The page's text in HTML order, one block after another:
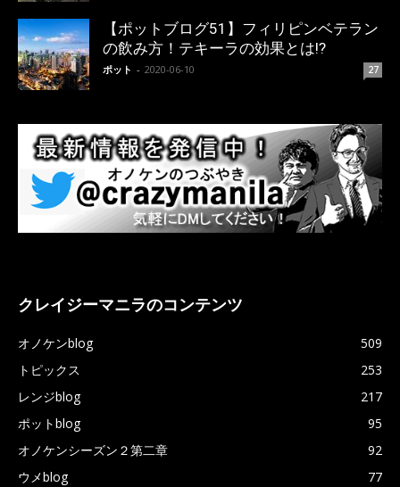
【ポットブログ51】フィリピンベテラン
の飲み方！テキーラの効果とは!?
ポット - 2020-06-10 27
クレイジーマニラのコンテンツ
オノケンblog
509
トピックス
253
レンジblog
217
ポットblog
95
オノケンシーズン２第二章
92
ウメblog
77